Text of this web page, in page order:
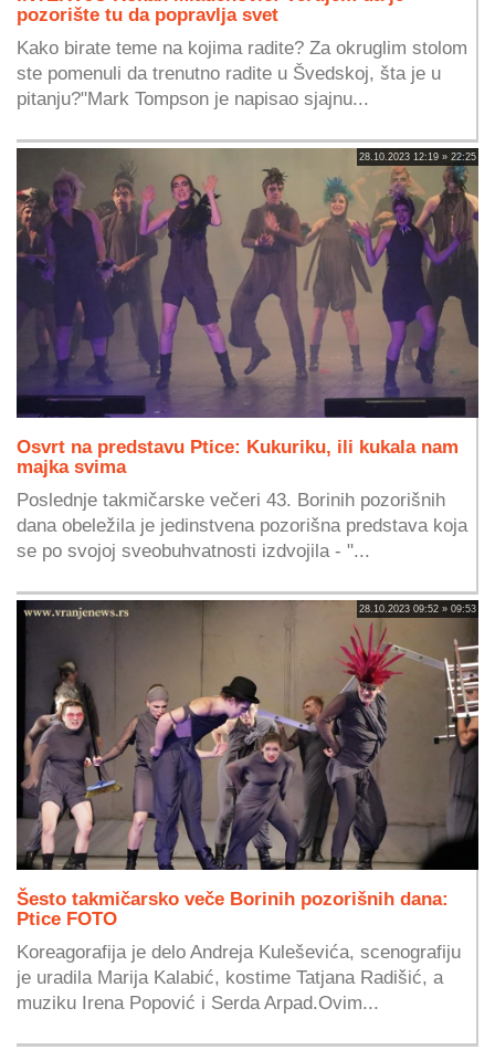
pozorište tu da popravlja svet
Kako birate teme na kojima radite? Za okruglim stolom
ste pomenuli da trenutno radite u Švedskoj, šta je u
pitanju?"Mark Tompson je napisao sjajnu...
28.10.2023 12:19 » 22:25
Osvrt na predstavu Ptice: Kukuriku, ili kukala nam
majka svima
Poslednje takmičarske večeri 43. Borinih pozorišnih
dana obeležila je jedinstvena pozorišna predstava koja
se po svojoj sveobuhvatnosti izdvojila - "...
28.10.2023 09:52 » 09:53
Šesto takmičarsko veče Borinih pozorišnih dana:
Ptice FOTO
Koreagorafija je delo Andreja Kuleševića, scenografiju
je uradila Marija Kalabić, kostime Tatjana Radišić, a
muziku Irena Popović i Serda Arpad.Ovim...